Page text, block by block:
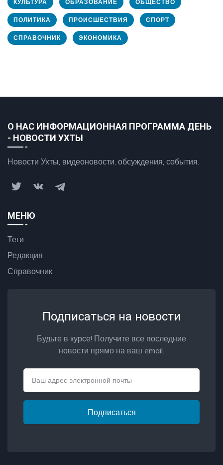
КУЛЬТУРА ОБРАЗОВАНИЕ ОБЩЕСТВО
ПОЛИТИКА ПРОИСШЕСТВИЯ СПОРТ
СПРАВОЧНИК ЭКОНОМИКА
О НАС ИНФОРМАЦИОННАЯ ПРОГРАММА ДЕНЬ
- НОВОСТИ УХТЫ
Новости Ухты, видеоновости, обсуждения, события.
МЕНЮ
Теги
Редакция
Справочник
Подписаться на новости
Будьте в курсе! Получите все последние
новости прямо на ваш email.
Подписаться